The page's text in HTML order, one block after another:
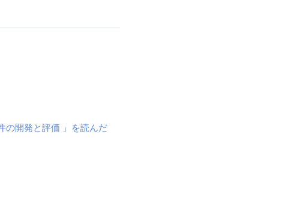
の開発と評価 」を読んだ